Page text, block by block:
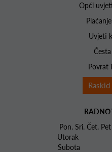
Opći
Uvjeti
Povrat
RADNO
Pon. Sri. Čet.
Utorak
Subota